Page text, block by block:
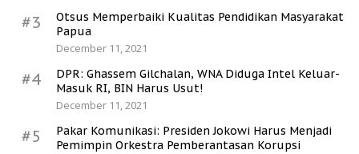
#3
Otsus Memperbaiki Kualitas Pendidikan Masyarakat
Papua
December 11, 2021
#4
DPR: Ghassem Gilchalan, WNA Diduga Intel Keluar-
Masuk RI, BIN Harus Usut!
December 11, 2021
#5
Pakar Komunikasi: Presiden Jokowi Harus Menjadi
Pemimpin Orkestra Pemberantasan Korupsi